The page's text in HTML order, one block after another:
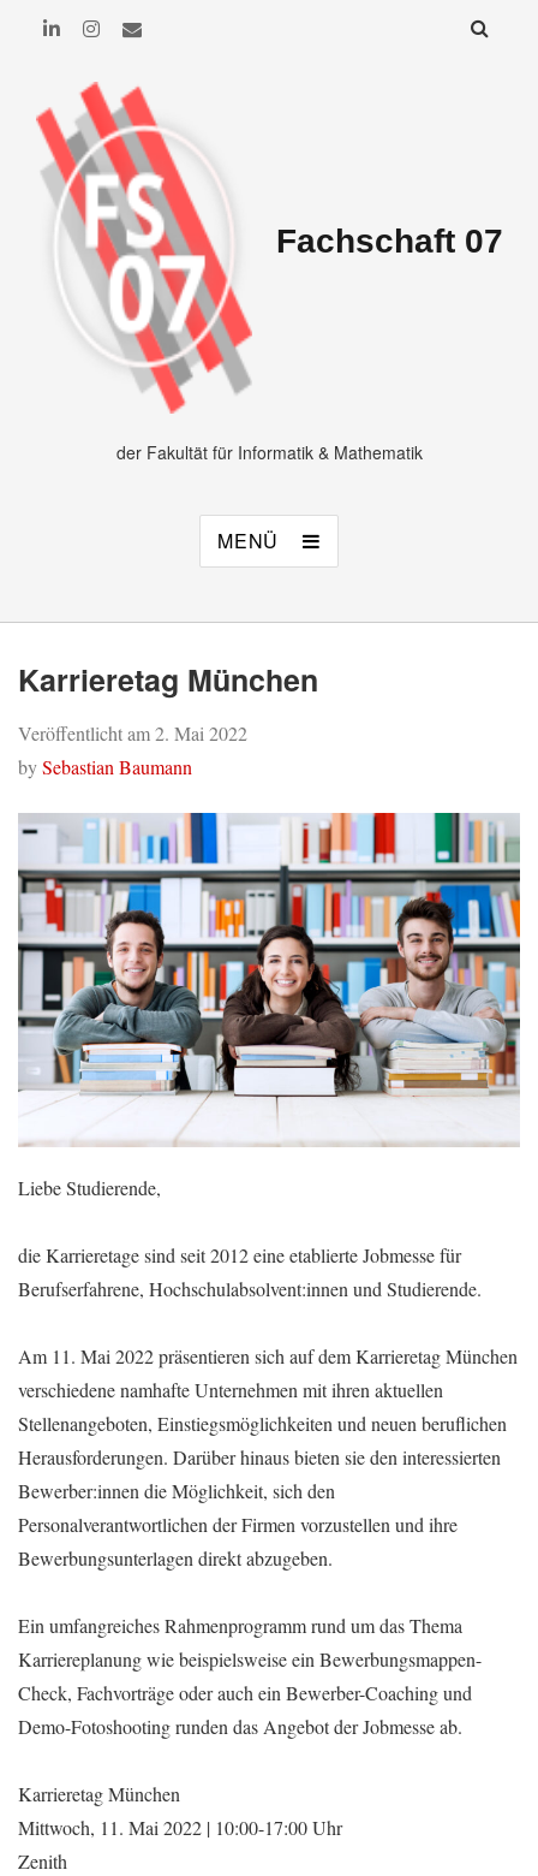
Fachschaft 07
der Fakultät für Informatik & Mathematik
MENÜ
Karrieretag München
Veröffentlicht am2. Mai 2022
bySebastian Baumann
Liebe Studierende,
die Karrieretage sind seit 2012 eine etablierte Jobmesse für
Berufserfahrene, Hochschulabsolvent:innen und Studierende.
Am 11. Mai 2022 präsentieren sich auf dem Karrieretag München
verschiedene namhafte Unternehmen mit ihren aktuellen
Stellenangeboten, Einstiegsmöglichkeiten und neuen beruflichen
Herausforderungen. Darüber hinaus bieten sie den interessierten
Bewerber:innen die Möglichkeit, sich den
Personalverantwortlichen der Firmen vorzustellen und ihre
Bewerbungsunterlagen direkt abzugeben.
Ein umfangreiches Rahmenprogramm rund um das Thema
Karriereplanung wie beispielsweise ein Bewerbungsmappen-
Check, Fachvorträge oder auch ein Bewerber-Coaching und
Demo-Fotoshooting runden das Angebot der Jobmesse ab.
Karrieretag München
Mittwoch, 11. Mai 2022 | 10:00-17:00 Uhr
Zenith